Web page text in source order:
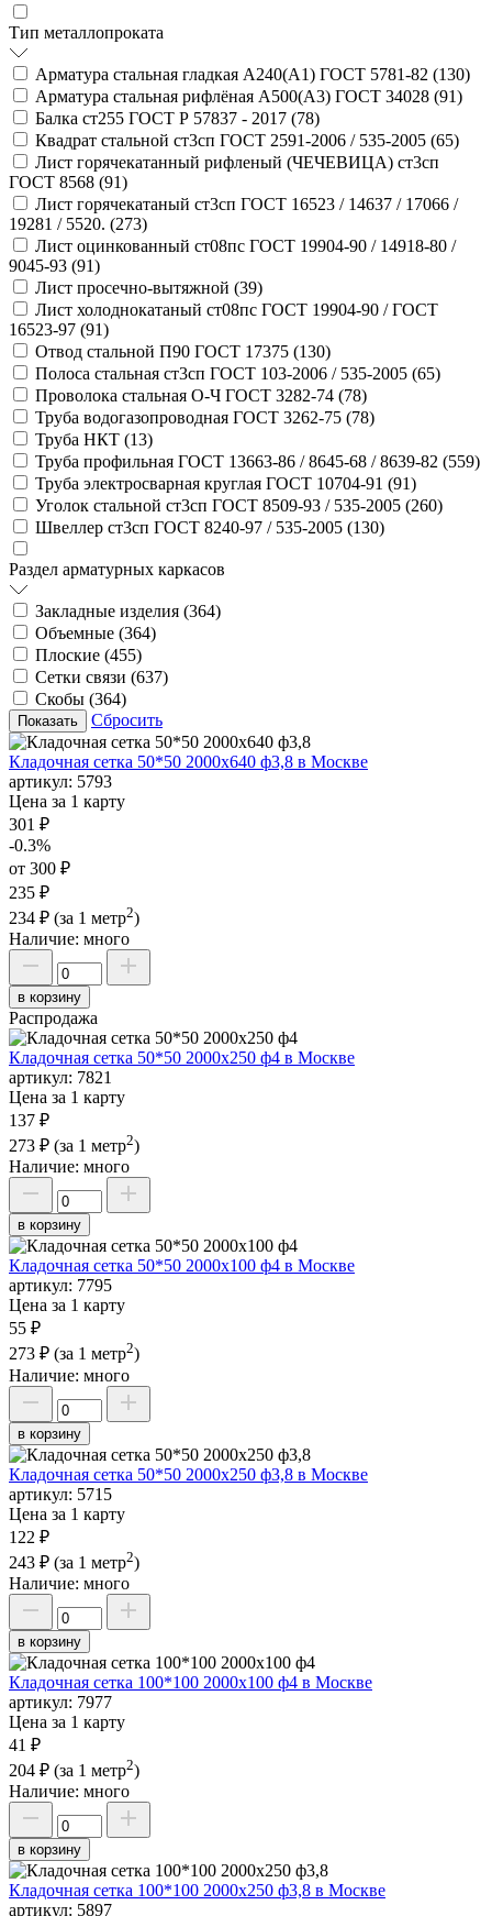
Тип металлопроката
Арматура стальная гладкая А240(А1) ГОСТ 5781-82 (130)
Арматура стальная рифлёная А500(А3) ГОСТ 34028 (91)
Балка ст255 ГОСТ Р 57837 - 2017 (78)
Квадрат стальной ст3сп ГОСТ 2591-2006 / 535-2005 (65)
Лист горячекатанный рифленый (ЧЕЧЕВИЦА) ст3сп
ГОСТ 8568 (91)
Лист горячекатаный ст3сп ГОСТ 16523 / 14637 / 17066 /
19281 / 5520. (273)
Лист оцинкованный ст08пс ГОСТ 19904-90 / 14918-80 /
9045-93 (91)
Лист просечно-вытяжной (39)
Лист холоднокатаный ст08пс ГОСТ 19904-90 / ГОСТ
16523-97 (91)
Отвод стальной П90 ГОСТ 17375 (130)
Полоса стальная ст3сп ГОСТ 103-2006 / 535-2005 (65)
Проволока стальная О-Ч ГОСТ 3282-74 (78)
Труба водогазопроводная ГОСТ 3262-75 (78)
Труба НКТ (13)
Труба профильная ГОСТ 13663-86 / 8645-68 / 8639-82 (559)
Труба электросварная круглая ГОСТ 10704-91 (91)
Уголок стальной ст3сп ГОСТ 8509-93 / 535-2005 (260)
Швеллер ст3сп ГОСТ 8240-97 / 535-2005 (130)
Раздел арматурных каркасов
Закладные изделия (364)
Объемные (364)
Плоские (455)
Сетки связи (637)
Скобы (364)
Сбросить
Кладочная сетка 50*50 2000х640 ф3,8 в Москве
артикул: 5793
Цена за 1 карту
301 ₽
-0.3%
от 300 ₽
235 ₽
234 ₽ (за 1 метр2)
Наличие: много
в корзину
Распродажа
Кладочная сетка 50*50 2000х250 ф4 в Москве
артикул: 7821
Цена за 1 карту
137 ₽
273 ₽ (за 1 метр2)
Наличие: много
в корзину
Кладочная сетка 50*50 2000х100 ф4 в Москве
артикул: 7795
Цена за 1 карту
55 ₽
273 ₽ (за 1 метр2)
Наличие: много
в корзину
Кладочная сетка 50*50 2000х250 ф3,8 в Москве
артикул: 5715
Цена за 1 карту
122 ₽
243 ₽ (за 1 метр2)
Наличие: много
в корзину
Кладочная сетка 100*100 2000х100 ф4 в Москве
артикул: 7977
Цена за 1 карту
41 ₽
204 ₽ (за 1 метр2)
Наличие: много
в корзину
Кладочная сетка 100*100 2000х250 ф3,8 в Москве
артикул: 5897